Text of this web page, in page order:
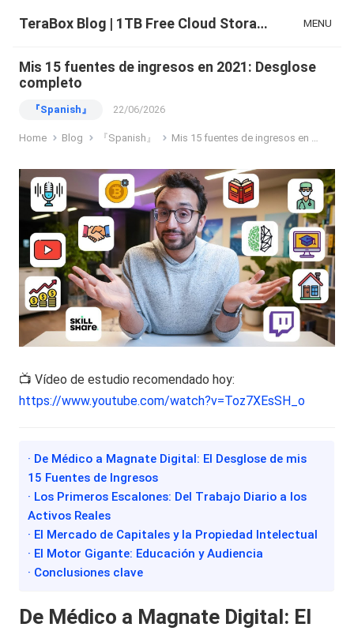
TeraBox Blog | 1TB Free Cloud Storage & All-in-One AI Space MENU
Mis 15 fuentes de ingresos en 2021: Desglose
completo
『Spanish』 22/06/2026
Home Blog 『Spanish』 Mis 15 fuentes de ingresos en 2021: Desglose completo
📺 Vídeo de estudio recomendado hoy:
https://www.youtube.com/watch?v=Toz7XEsSH_o
· De Médico a Magnate Digital: El Desglose de mis
15 Fuentes de Ingresos
· Los Primeros Escalones: Del Trabajo Diario a los
Activos Reales
· El Mercado de Capitales y la Propiedad Intelectual
· El Motor Gigante: Educación y Audiencia
· Conclusiones clave
De Médico a Magnate Digital: El